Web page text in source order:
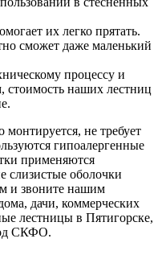
их легко прятать.
сможет даже маленький
процессу и
стоимость наших лестниц
монтируется, не требует
гипоалергенные
применяются
слизистые оболочки
и звоните нашим
дачи, коммерческих
лестницы в Пятигорске,
СКФО.